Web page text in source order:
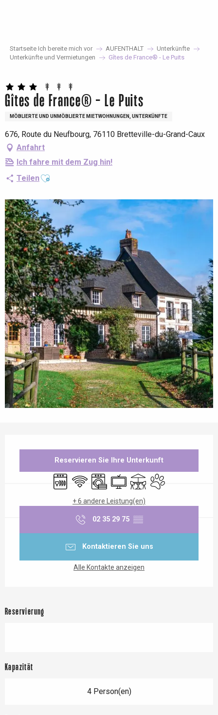
Startseite Ich bereite mich vor AUFENTHALT
Unterkünfte
Unterkünfte und Vermietungen
Gîtes de France® - Le Puits
Gîtes de France® - Le Puits
MÖBLIERTE UND UNMÖBLIERTE MIETWOHNUNGEN, UNTERKÜNFTE
676, Route du Neufbourg, 76110 Bretteville-du-Grand-Caux
Anfahrt
Ich fahre mit dem Zug hin!
TeilenAjouter aux favoris
Reservieren Sie Ihre Unterkunft
Geschirrspülmaschine
Wi-Fi Waschmaschine
FernsehenTerrasseTiere erlaubt
+ 6 andere Leistung(en)
02 35 29 75 ▒▒
Kontaktieren Sie uns
Alle Kontakte anzeigen
Reservierung
Kapazität
4 Person(en)